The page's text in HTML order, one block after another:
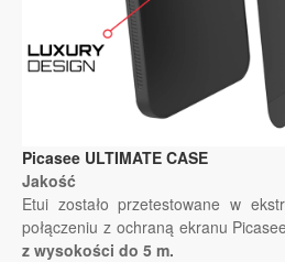
Picasee ULTIMATE CASE
Jakość
Etui zostało przetestowane w
połączeniu z ochraną ekranu
z wysokości do 5 m.